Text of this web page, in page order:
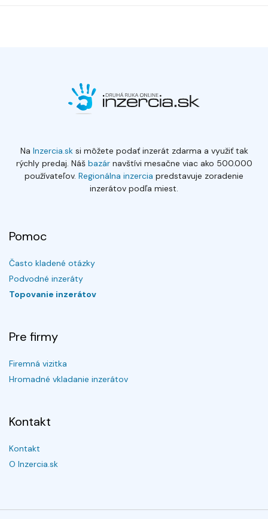
Na Inzercia.sksi môžete podať inzerát zdarma a využiť tak
rýchly predaj. Náš bazárnavštívi mesačne viac ako 500.000
používateľov. Regionálna inzercia predstavuje zoradenie
inzerátov podľa miest.
Pomoc
Často kladené otázky
Podvodné inzeráty
Topovanie inzerátov
Pre firmy
Firemná vizitka
Hromadné vkladanie inzerátov
Kontakt
Kontakt
O Inzercia.sk